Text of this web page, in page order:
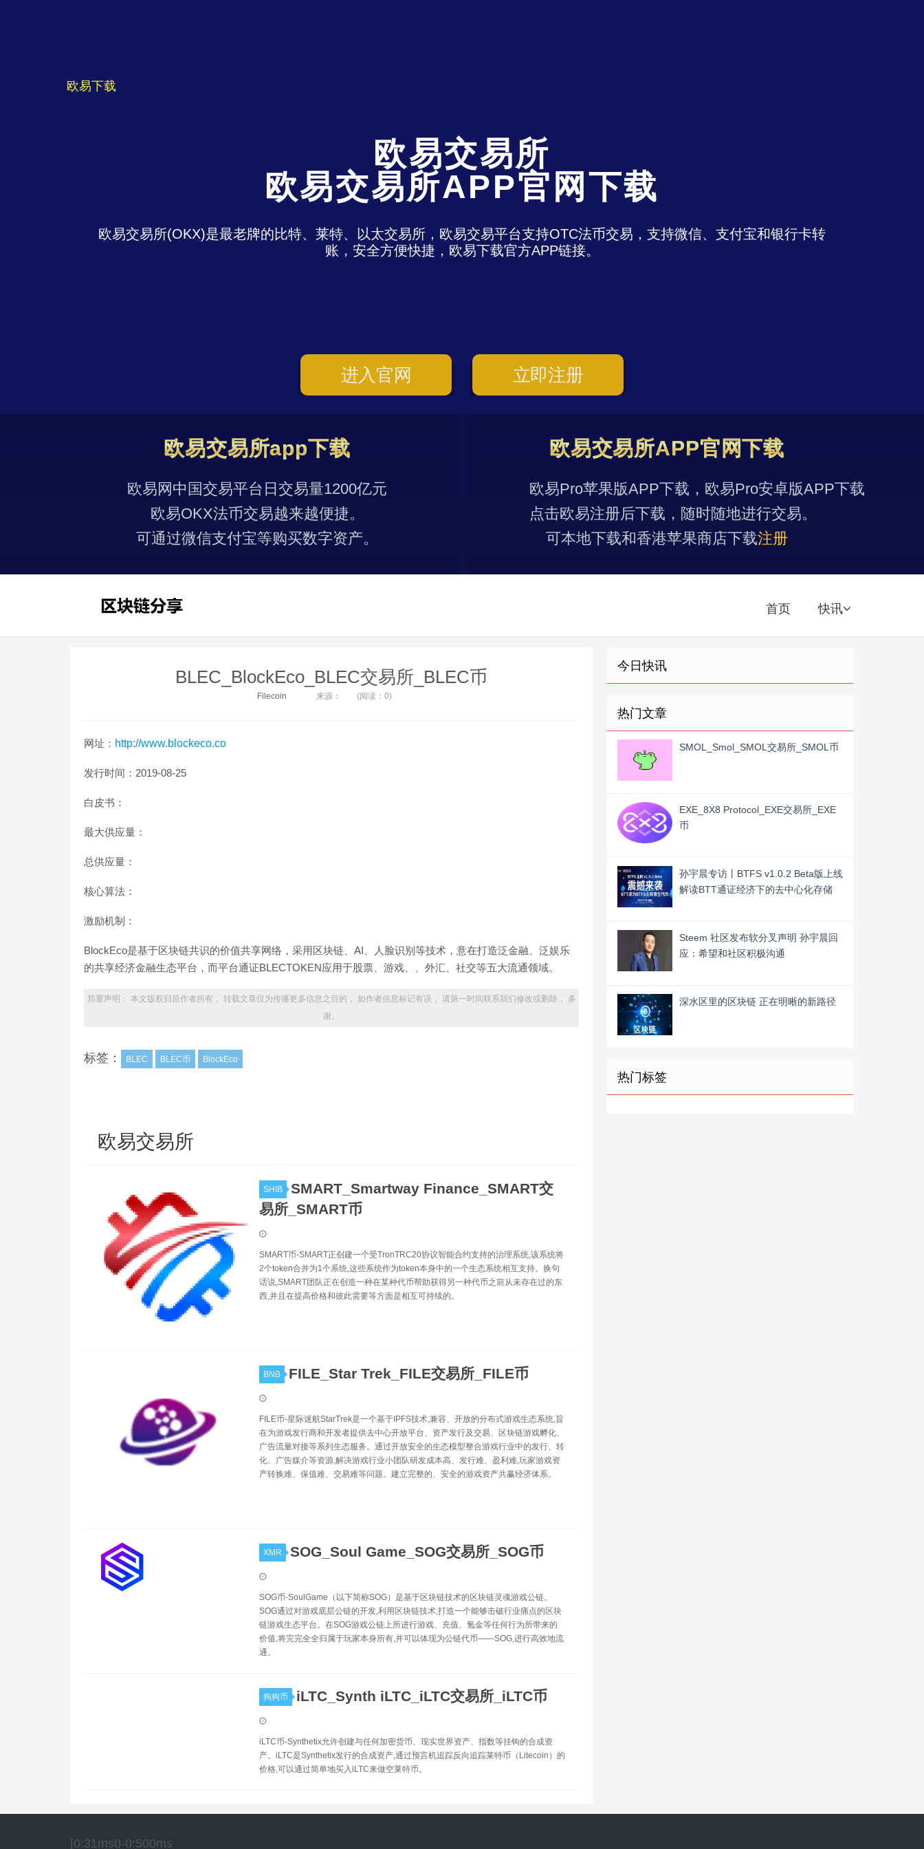
欧易下载
欧易交易所
欧易交易所APP官网下载
欧易交易所(OKX)是最老牌的比特、莱特、以太交易所，欧易交易平台支持OTC法币交易，支持微信、支付宝和银行卡转
账，安全方便快捷，欧易下载官方APP链接。
进入官网 立即注册
欧易交易所app下载
欧易网中国交易平台日交易量1200亿元
欧易OKX法币交易越来越便捷。
可通过微信支付宝等购买数字资产。
欧易交易所APP官网下载
欧易Pro苹果版APP下载，欧易Pro安卓版APP下载
点击欧易注册后下载，随时随地进行交易。
可本地下载和香港苹果商店下载注册
首页 快讯
BLEC_BlockEco_BLEC交易所_BLEC币
Filecoin 来源： (阅读：0)
网址： http://www.blockeco.co
发行时间：2019-08-25
白皮书：
最大供应量：
总供应量：
核心算法：
激励机制：
BlockEco是基于区块链共识的价值共享网络，采用区块链、AI、人脸识别等技术，意在打造泛金融、泛娱乐
的共享经济金融生态平台，而平台通证BLECTOKEN应用于股票、游戏、、外汇、社交等五大流通领域。
郑重声明： 本文版权归原作者所有， 转载文章仅为传播更多信息之目的， 如作者信息标记有误， 请第一时间联系我们修改或删除， 多
谢。
标签： BLEC BLEC币 BlockEco
欧易交易所
SHIB
SMART_Smartway Finance_SMART交
易所_SMART币
SMART币-SMART正创建一个受TronTRC20协议智能合约支持的治理系统,该系统将
2个token合并为1个系统,这些系统作为token本身中的一个生态系统相互支持。换句
话说,SMART团队正在创造一种在某种代币帮助获得另一种代币之前从未存在过的东
西,并且在提高价格和彼此需要等方面是相互可持续的。
BNB FILE_Star Trek_FILE交易所_FILE币
FILE币-星际迷航StarTrek是一个基于IPFS技术,兼容、开放的分布式游戏生态系统,旨
在为游戏发行商和开发者提供去中心开放平台、资产发行及交易、区块链游戏孵化、
广告流量对接等系列生态服务。通过开放安全的生态模型整合游戏行业中的发行、转
化、广告媒介等资源,解决游戏行业小团队研发成本高、发行难、盈利难,玩家游戏资
产转换难、保值难、交易难等问题。建立完整的、安全的游戏资产共赢经济体系。
XMR SOG_Soul Game_SOG交易所_SOG币
SOG币-SoulGame（以下简称SOG）是基于区块链技术的区块链灵魂游戏公链。
SOG通过对游戏底层公链的开发,利用区块链技术,打造一个能够击破行业痛点的区块
链游戏生态平台。在SOG游戏公链上所进行游戏、充值、氪金等任何行为所带来的
价值,将完完全全归属于玩家本身所有,并可以体现为公链代币——SOG,进行高效地流
通。
狗狗币 iLTC_Synth iLTC_iLTC交易所_iLTC币
iLTC币-Synthetix允许创建与任何加密货币、现实世界资产、指数等挂钩的合成资
产。iLTC是Synthetix发行的合成资产,通过预言机追踪反向追踪莱特币（Litecoin）的
价格,可以通过简单地买入iLTC来做空莱特币。
今日快讯
热门文章
SMOL_Smol_SMOL交易所_SMOL币
EXE_8X8 Protocol_EXE交易所_EXE
币
孙宇晨专访丨BTFS v1.0.2 Beta版上线
解读BTT通证经济下的去中心化存储
Steem 社区发布软分叉声明 孙宇晨回
应：希望和社区积极沟通
深水区里的区块链 正在明晰的新路径
热门标签
[0:31ms0-0:500ms